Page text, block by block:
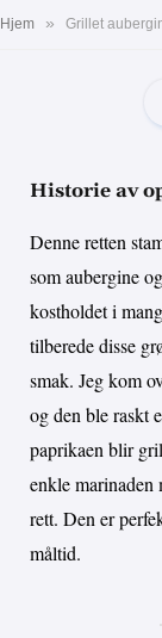
Hjem »
Historie av
Denne retten
som aubergine
kostholdet i
tilberede disse
smak. Jeg kom
og den ble raskt
paprikaen blir
enkle
rett. Den er
måltid.